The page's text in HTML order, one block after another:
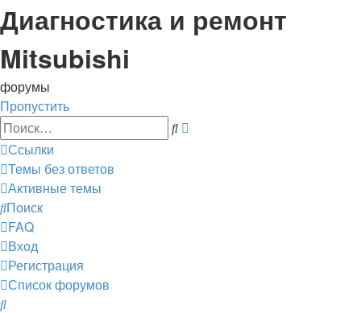
Диагностика и ремонт
Mitsubishi
форумы
Пропустить
Поиск
Ссылки
Темы без ответов
Активные темы
Поиск
FAQ
Вход
Регистрация
Список форумов
Поиск